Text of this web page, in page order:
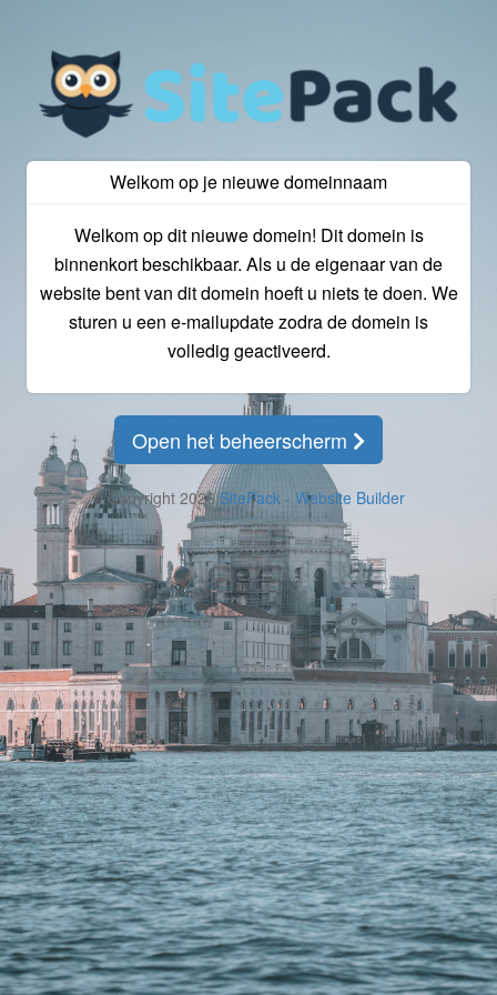
Welkom op je nieuwe domeinnaam
Welkom op dit nieuwe domein! Dit domein is
binnenkort beschikbaar. Als u de eigenaar van de
website bent van dit domein hoeft u niets te doen. We
sturen u een e-mailupdate zodra de domein is
volledig geactiveerd.
Open het beheerscherm
© Copyright 2026SitePack - Website Builder